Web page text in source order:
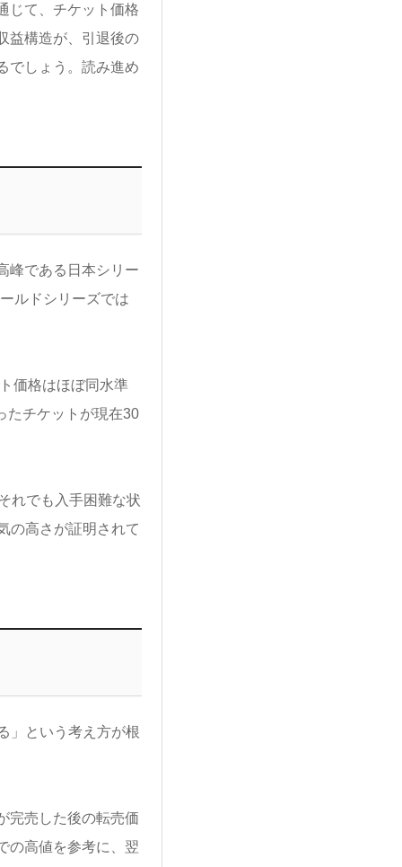
じて、チケット価格
益構造が、引退後の
でしょう。読み進め
峰である日本シリー
ルドシリーズでは
価格はほぼ同水準
たチケットが現在30
れでも入手困難な状
の高さが証明されて
」という考え方が根
完売した後の転売価
の高値を参考に、翌